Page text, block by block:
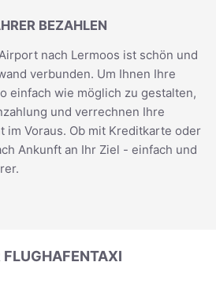
BEZAHLEN
nach Lermoos ist schön und
verbunden. Um Ihnen Ihre
einfach wie möglich zu gestalten,
und verrechnen Ihre
im Voraus. Ob mit Kreditkarte oder
Ankunft an Ihr Ziel - einfach und